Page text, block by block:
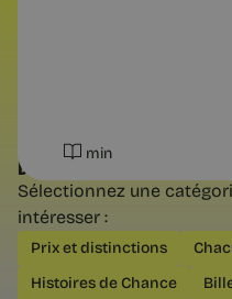
Questions pratiques
Reconversion : les 3
changement possibles
min
DÉCOUVREZ NOS AUTRES
Sélectionnez une
intéresser :
Prix et distinctions
Histoires de Chance